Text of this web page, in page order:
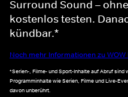
Surround Sound –
kostenlos testen.
kündbar.*
Noch mehr Informationen zu
*Serien-, Filme- und Sport-Inhalte auf Abruf
Programminhalte wie Serien, Filme und Live-
davon unberührt.